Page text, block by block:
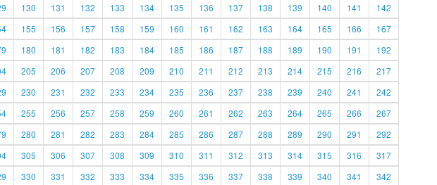
130 131 132 133 134 135 136 137 138 139 140 141
142
155 156 157 158 159 160 161 162 163 164 165 166
167
180 181 182 183 184 185 186 187 188 189 190 191
192
205 206 207 208 209 210 211 212 213 214 215 216
217
230 231 232 233 234 235 236 237 238 239 240 241
242
255 256 257 258 259 260 261 262 263 264 265 266
267
280 281 282 283 284 285 286 287 288 289 290 291
292
305 306 307 308 309 310 311 312 313 314 315 316
317
330 331 332 333 334 335 336 337 338 339 340 341 342